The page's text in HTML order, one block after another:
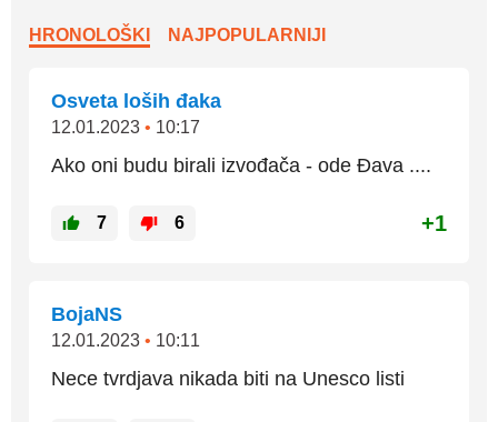
HRONOLOŠKI NAJPOPULARNIJI
Osveta loših đaka
12.01.2023 • 10:17
Ako oni budu birali izvođača - ode Đava ....
7 6 +1
BojaNS
12.01.2023 • 10:11
Nece tvrdjava nikada biti na Unesco listi